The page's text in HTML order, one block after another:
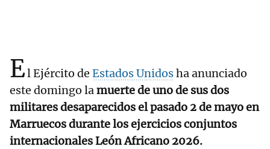
El Ejército de Estados Unidosha anunciado
este domingo lamuerte de uno de sus dos
militares desaparecidos el pasado 2 de mayo en
Marruecos durante los ejercicios conjuntos
internacionales León Africano 2026.